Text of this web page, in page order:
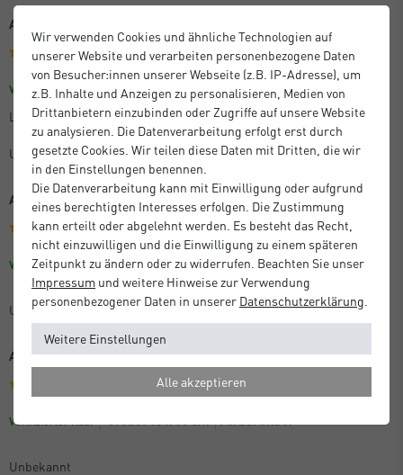
Alles bestens
Verifizierter Kauf Größe: 40 x 50 cm
Farbe: Silber
Lieferung kam schnell. Artikel alles bestens
Unbekannt
Alles bestens
Verifizierter Kauf Größe: 40 x 50 cm Farbe: Silber
Unbekannt
Alles prima
Verifizierter Kauf
Unbekannt
Wir verwenden Cookies und ähnliche Technologien auf
unserer Website und verarbeiten personenbezogene Daten
von Besucher:innen unserer Webseite (z.B. IP-Adresse), um
z.B. Inhalte und Anzeigen zu personalisieren, Medien von
Drittanbietern einzubinden oder Zugriffe auf unsere Website
zu analysieren. Die Datenverarbeitung erfolgt erst durch
gesetzte Cookies. Wir teilen diese Daten mit Dritten, die wir
in den Einstellungen benennen.
Die Datenverarbeitung kann mit Einwilligung oder aufgrund
eines berechtigten Interesses erfolgen. Die Zustimmung
kann erteilt oder abgelehnt werden. Es besteht das Recht,
nicht einzuwilligen und die Einwilligung zu einem späteren
Zeitpunkt zu ändern oder zu widerrufen. Beachten Sie unser
Impressum und weitere Hinweise zur Verwendung
personenbezogener Daten in unserer Daten­schutz­erklärung
Weitere Einstellungen
Alle akzeptieren